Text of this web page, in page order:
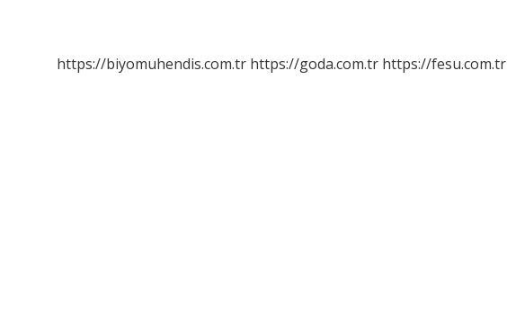
https://biyomuhendis.com.tr https://goda.com.tr https://fesu.com.tr